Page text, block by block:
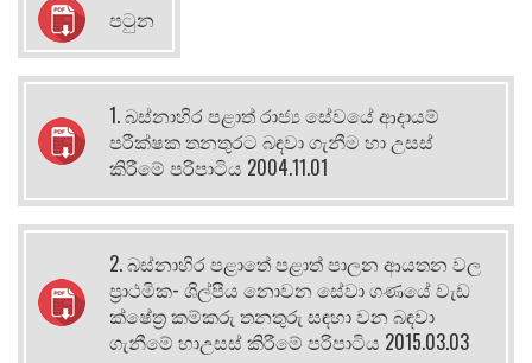
පටුන
1. බස්නාහිර පළාත් රාජ්‍ය සේවයේ ආදායම්
පරීක්ෂක තනතුරට බඳවා ගැනීම හා උසස්
කිරීමේ පරිපාටිය 2004.11.01
2. බස්නාහිර පළාතේ පළාත් පාලන ආයතන වල
ප්‍රාථමික- ශිල්පීය නොවන සේවා ගණයේ වැඩ
ක්ෂේත්‍ර කම්කරු තනතුරු සඳහා වන බඳවා
ගැනීමේ හාඋසස් කිරීමේ පරිපාටිය 2015.03.03